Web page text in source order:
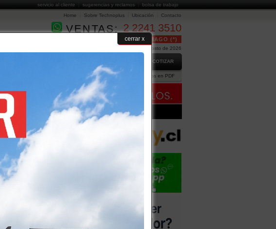
cerrar x
servicio al cliente sugerencias y reclamos
bolsa de trabajo
Home
Sobre Technoplus Ubicación Contacto
2 2241 3510
VENTAS:
DESPACHO EN 24 HORAS GRATUITO EN SANTIAGO (*)
Hoy es Viernes 7 de Agosto de 2026
COTIZAR
Información Comercial Ejecutivos Catálogos en PDF